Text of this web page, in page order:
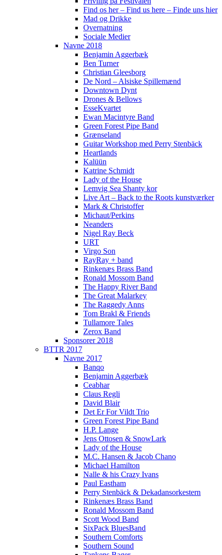
Find os her – Find us here – Finde uns hier
Mad og Drikke
Overnatning
Sociale Medier
Navne 2018
Benjamin Aggerbæk
Ben Turner
Christian Gleesborg
De Nord – Alsiske Spillemænd
Downtown Dynt
Drones & Bellows
EsseKvartet
Ewan Macintyre Band
Green Forest Pipe Band
Grænseland
Guitar Workshop med Perry Stenbäck
Heartlands
Kalüün
Katrine Schmidt
Lady of the House
Lemvig Sea Shanty kor
Live Art – Back to the Roots kunstværker
Mark & Christoffer
Michaut/Perkins
Neanders
Nigel Ray Beck
URT
Virgo Son
RayRay + band
Rinkenæs Brass Band
Ronald Mossom Band
The Happy River Band
The Great Malarkey
The Raggedy Anns
Tom Brakl & Friends
Tullamore Tales
Zerox Band
Sponsorer 2018
BTTR 2017
Navne 2017
Banqo
Benjamin Aggerbæk
Ceabhar
Claus Regli
David Blair
Det Er For Vildt Trio
Green Forest Pipe Band
H.P. Lange
Jens Ottosen & SnowLark
Lady of the House
M.C. Hansen & Jacob Chano
Michael Hamilton
Nalle & his Crazy Ivans
Paul Eastham
Perry Stenbäck & Dekadansorkestern
Rinkenæs Brass Band
Ronald Mossom Band
Scott Wood Band
SixPack BluesBand
Southern Comforts
Southern Sound